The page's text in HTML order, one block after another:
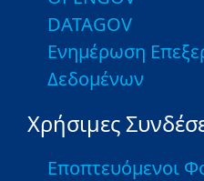
DATAGOV
Ενημέρωση
Δεδομένων
Χρήσιμες
Εποπτευόμενοι